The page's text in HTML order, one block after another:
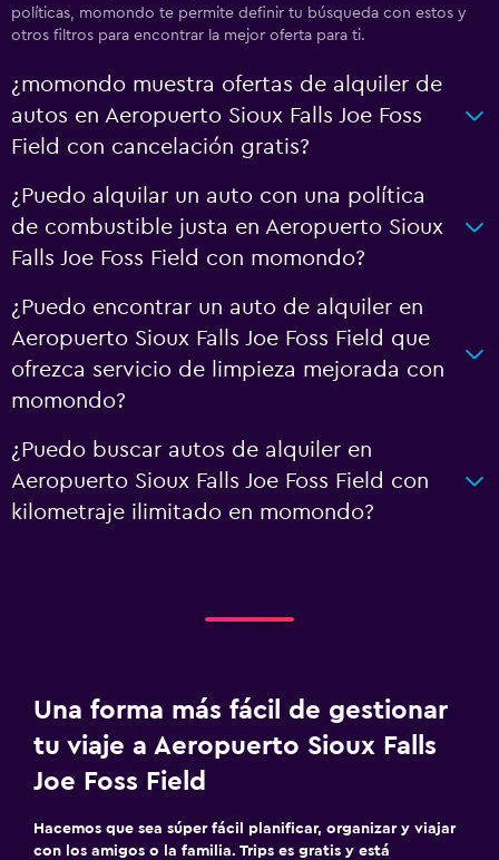
políticas, momondo te permite definir tu búsqueda con estos y
otros filtros para encontrar la mejor oferta para ti.
¿momondo muestra ofertas de alquiler de
autos en Aeropuerto Sioux Falls Joe Foss
Field con cancelación gratis?
¿Puedo alquilar un auto con una política
de combustible justa en Aeropuerto Sioux
Falls Joe Foss Field con momondo?
¿Puedo encontrar un auto de alquiler en
Aeropuerto Sioux Falls Joe Foss Field que
ofrezca servicio de limpieza mejorada con
momondo?
¿Puedo buscar autos de alquiler en
Aeropuerto Sioux Falls Joe Foss Field con
kilometraje ilimitado en momondo?
Una forma más fácil de gestionar
tu viaje a Aeropuerto Sioux Falls
Joe Foss Field
Hacemos que sea súper fácil planificar, organizar y viajar
con los amigos o la familia. Trips es gratis y está